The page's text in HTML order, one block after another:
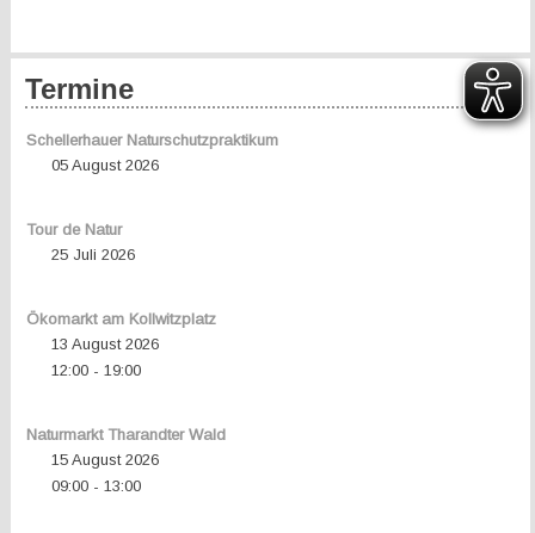
Termine
Schellerhauer Naturschutzpraktikum
05 August 2026
Tour de Natur
25 Juli 2026
Ökomarkt am Kollwitzplatz
13 August 2026
12:00- 19:00
Naturmarkt Tharandter Wald
15 August 2026
09:00- 13:00